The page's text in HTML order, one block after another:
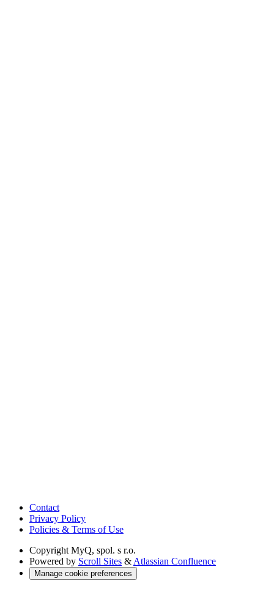
Contact
Privacy Policy
Policies & Terms of Use
Copyright MyQ, spol. s r.o.
Powered by Scroll Sites & Atlassian Confluence
Manage cookie preferences